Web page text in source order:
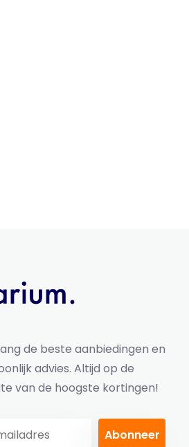
de beste aanbiedingen en
advies. Altijd op de
van de hoogste kortingen!
Abonneer